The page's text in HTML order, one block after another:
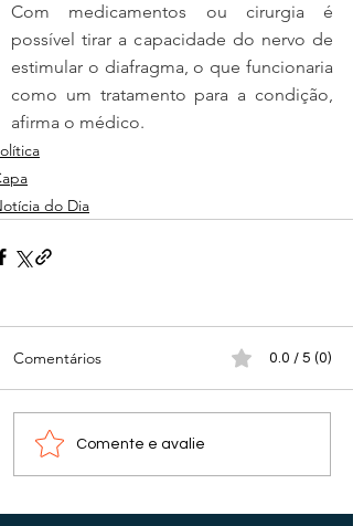
Com medicamentos ou cirurgia é
possível tirar a capacidade do nervo de
estimular o diafragma, o que funcionaria
como um tratamento para a condição,
afirma o médico.
do Dia
Comentários 0.0 / 5 (0)
Comente e avalie